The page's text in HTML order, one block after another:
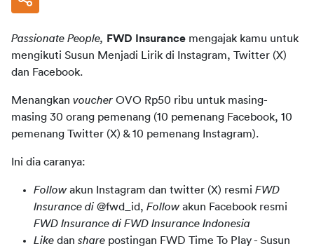
Passionate People, FWD Insurance mengajak kamu untuk
mengikuti Susun Menjadi Lirik di Instagram, Twitter (X)
dan Facebook.
Menangkan voucher OVO Rp50 ribu untuk masing-
masing 30 orang pemenang (10 pemenang Facebook, 10
pemenang Twitter (X) & 10 pemenang Instagram).
Ini dia caranya:
Followakun Instagram dan twitter (X) resmi FWD
Insurance di @fwd_id, Followakun Facebook resmi
FWD Insurance di FWD Insurance Indonesia
Like dan share postingan FWD Time To Play - Susun